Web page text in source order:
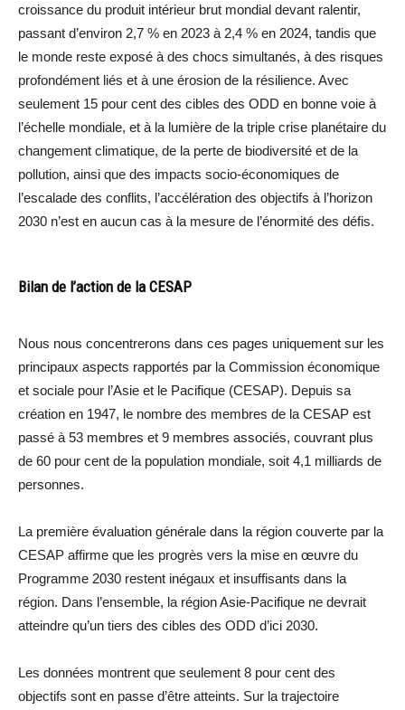
croissance du produit intérieur brut mondial devant ralentir,
passant d’environ 2,7 % en 2023 à 2,4 % en 2024, tandis que
le monde reste exposé à des chocs simultanés, à des risques
profondément liés et à une érosion de la résilience. Avec
seulement 15 pour cent des cibles des ODD en bonne voie à
l’échelle mondiale, et à la lumière de la triple crise planétaire du
changement climatique, de la perte de biodiversité et de la
pollution, ainsi que des impacts socio-économiques de
l’escalade des conflits, l’accélération des objectifs à l’horizon
2030 n’est en aucun cas à la mesure de l’énormité des défis.
Bilan de l’action de la CESAP
Nous nous concentrerons dans ces pages uniquement sur les
principaux aspects rapportés par la Commission économique
et sociale pour l’Asie et le Pacifique (CESAP). Depuis sa
création en 1947, le nombre des membres de la CESAP est
passé à 53 membres et 9 membres associés, couvrant plus
de 60 pour cent de la population mondiale, soit 4,1 milliards de
personnes.
La première évaluation générale dans la région couverte par la
CESAP affirme que les progrès vers la mise en œuvre du
Programme 2030 restent inégaux et insuffisants dans la
région. Dans l’ensemble, la région Asie-Pacifique ne devrait
atteindre qu’un tiers des cibles des ODD d’ici 2030.
Les données montrent que seulement 8 pour cent des
objectifs sont en passe d’être atteints. Sur la trajectoire